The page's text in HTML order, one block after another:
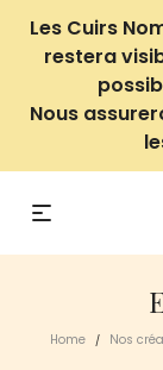
Les Cuirs
restera
Nous
Home / Nos